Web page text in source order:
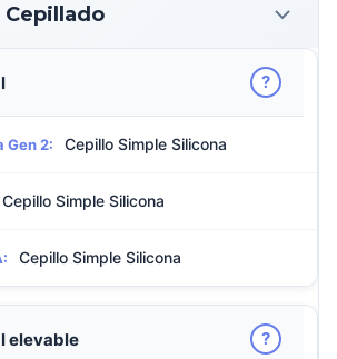
?
Gen 2: Cepillo Simple Silicona
Cepillo Simple Silicona
Cepillo Simple Silicona
elevable ?